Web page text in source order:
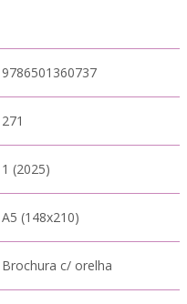
9786501360737
271
1 (2025)
A5 (148x210)
Brochura c/ orelha